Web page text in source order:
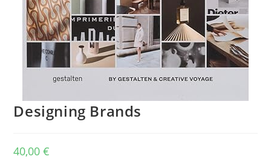
Designing Brands
40,00€